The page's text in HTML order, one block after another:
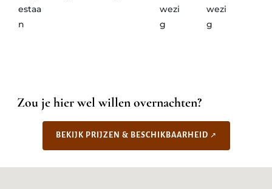
estaa
n
wezi
g
wezi
g
Zou je hier wel willen overnachten?
BEKIJK PRIJZEN & BESCHIKBAARHEID